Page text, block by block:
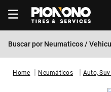
Buscar por Neumaticos /
Neumáticos Auto,